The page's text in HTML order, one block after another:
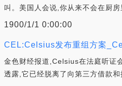
叫。美国人会说,你从来不会在厨房
1900/1/1 0:00:00
CEL:Celsius发布重组方案
金色财经报道,Celsius在法庭听证
透露,它已经脱离了向第三方借款和